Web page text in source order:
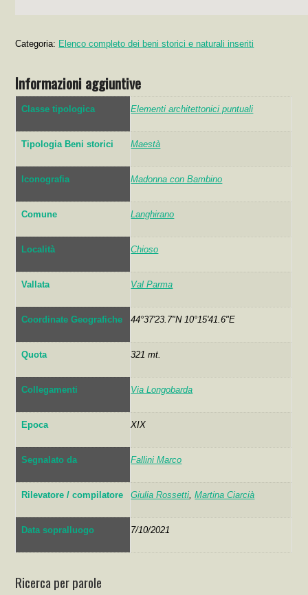
Categoria: Elenco completo dei beni storici e naturali inseriti
Informazioni aggiuntive
Classe tipologica Elementi architettonici puntuali
Tipologia Beni storici Maestà
Iconografia Madonna con Bambino
Comune Langhirano
Località Chioso
Vallata Val Parma
Coordinate Geografiche 44°37'23.7"N 10°15'41.6"E
Quota 321 mt.
Collegamenti Via Longobarda
Epoca XIX
Segnalato da Fallini Marco
Rilevatore / compilatore Giulia Rossetti,Martina Ciarcià
Data sopralluogo 7/10/2021
Ricerca per parole